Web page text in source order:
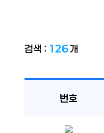
검색 : 126개
번호